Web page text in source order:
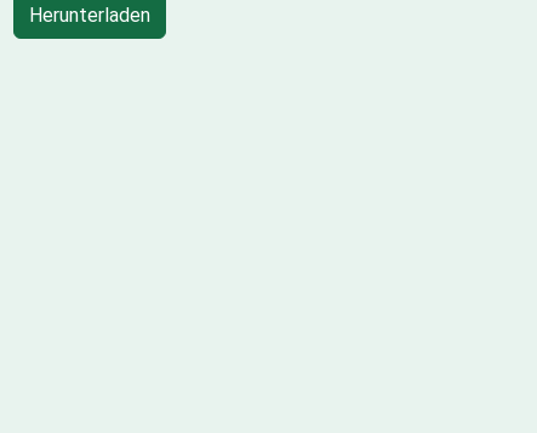
Herunterladen